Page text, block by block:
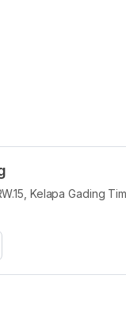
Kelapa Gading